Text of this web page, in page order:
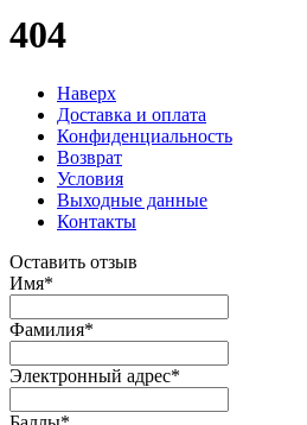
404
Наверх
Доставка и оплата
Конфиденциальность
Возврат
Условия
Выходные данные
Контакты
Оставить отзыв
Имя*
Фамилия*
Электронный адрес*